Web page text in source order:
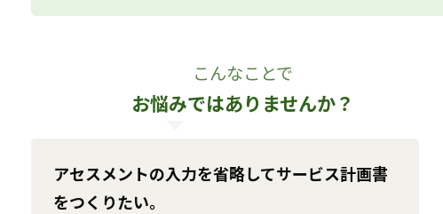
こんなことで
お悩みではありませんか？
アセスメントの入力を省略してサービス計画書
をつくりたい。